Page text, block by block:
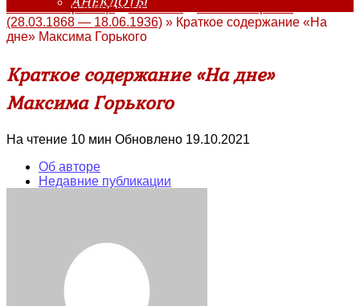
Главная страница»Классика
(28.03.1868 — 18.06.1936) » Краткое содержание «На
дне» Максима Горького
Краткое содержание «На дне»
Максима Горького
На чтение 10 мин Обновлено 19.10.2021
Об авторе
Недавние публикации